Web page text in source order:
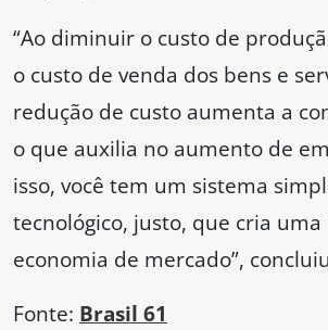
“Ao diminuir o custo de
o custo de venda dos bens e
redução de custo aumenta a
o que auxilia no aumento de
isso, você tem um sistema
tecnológico, justo, que cria uma
economia de mercado”,
Fonte: Brasil 61